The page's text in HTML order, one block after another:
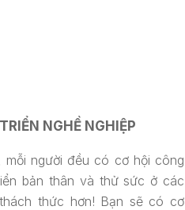
NGHỀ NGHIỆP
mỗi người đều có cơ hội công
bản thân và thử sức ở các
thức hơn! Bạn sẽ có cơ